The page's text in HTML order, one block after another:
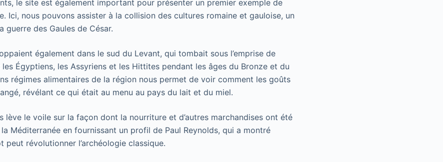
le site est également important pour présenter un premier exemple de
Ici, nous pouvons assister à la collision des cultures romaine et gauloise, un
guerre des Gaules de César.
également dans le sud du Levant, qui tombait sous l’emprise de
Égyptiens, les Assyriens et les Hittites pendant les âges du Bronze et du
régimes alimentaires de la région nous permet de voir comment les goûts
révélant ce qui était au menu au pays du lait et du miel.
lève le voile sur la façon dont la nourriture et d’autres marchandises ont été
Méditerranée en fournissant un profil de Paul Reynolds, qui a montré
peut révolutionner l’archéologie classique.